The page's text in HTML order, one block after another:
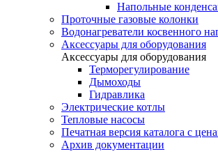
Напольные
Проточные газовые колонки
Водонагреватели косвенного
Аксессуары для оборудования
Аксессуары для оборудования
Терморегулирование
Дымоходы
Гидравлика
Электрические котлы
Тепловые насосы
Печатная версия каталога с
Архив документации